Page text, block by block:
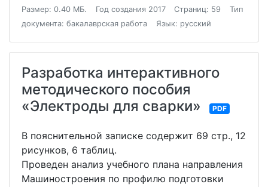
Размер: 0.40 МБ. Год создания 2017 Страниц: 59
Тип
документа: бакалаврская работа
Язык: русский
Разработка интерактивного
методического пособия
«Электроды для сварки»
PDF
В пояснительной записке содержит 69 стр., 12
рисунков, 6 таблиц.
Проведен анализ учебного плана направления
Машиностроения по профилю подготовки